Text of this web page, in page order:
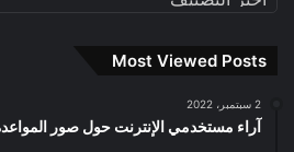
Most Viewed Posts
2 سبتمبر، 2022
آراء مستخدمي الإنترنت حول صور المواعدة